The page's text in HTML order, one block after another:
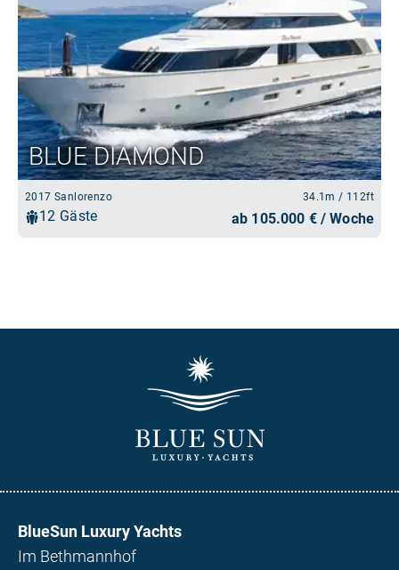
BlueSun Luxury Yachts
Im Bethmannhof